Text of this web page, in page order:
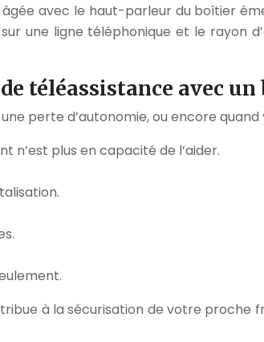
avec le haut-parleur du boîtier
une ligne téléphonique et le rayon
téléassistance avec un
perte d’autonomie, ou encore
n’est plus en capacité de l’aider.
à la sécurisation de votre proche